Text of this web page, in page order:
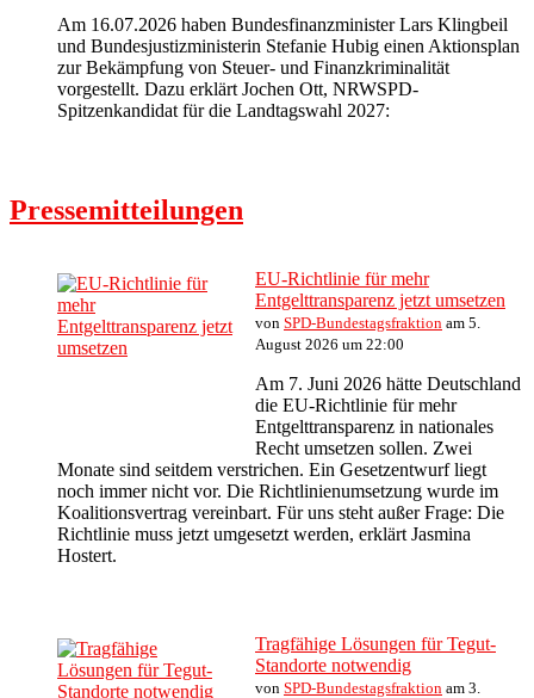
Am 16.07.2026 haben Bundesfinanzminister Lars Klingbeil
und Bundesjustizministerin Stefanie Hubig einen Aktionsplan
zur Bekämpfung von Steuer- und Finanzkriminalität
vorgestellt. Dazu erklärt Jochen Ott, NRWSPD-
Spitzenkandidat für die Landtagswahl 2027:
Pressemitteilungen
EU-Richtlinie für mehr
Entgelttransparenz jetzt umsetzen
von SPD-Bundestagsfraktion am 5.
August 2026 um 22:00
Am 7. Juni 2026 hätte Deutschland
die EU-Richtlinie für mehr
Entgelttransparenz in nationales
Recht umsetzen sollen. Zwei
Monate sind seitdem verstrichen. Ein Gesetzentwurf liegt
noch immer nicht vor. Die Richtlinienumsetzung wurde im
Koalitionsvertrag vereinbart. Für uns steht außer Frage: Die
Richtlinie muss jetzt umgesetzt werden, erklärt Jasmina
Hostert.
Tragfähige Lösungen für Tegut-
Standorte notwendig
von SPD-Bundestagsfraktion am 3.